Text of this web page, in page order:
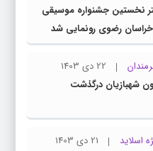
نخستین جشنواره موسیقی
رضوی رونمایی شد
22 دی 1403
شهبازیان درگذشت
اسلاید
21 دی 1403